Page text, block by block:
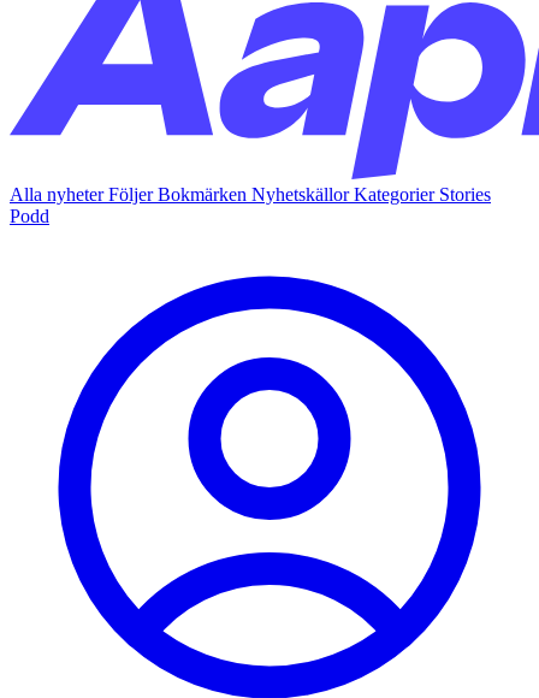
Alla nyheterFöljerBokmärken NyhetskällorKategorier Stories
Podd